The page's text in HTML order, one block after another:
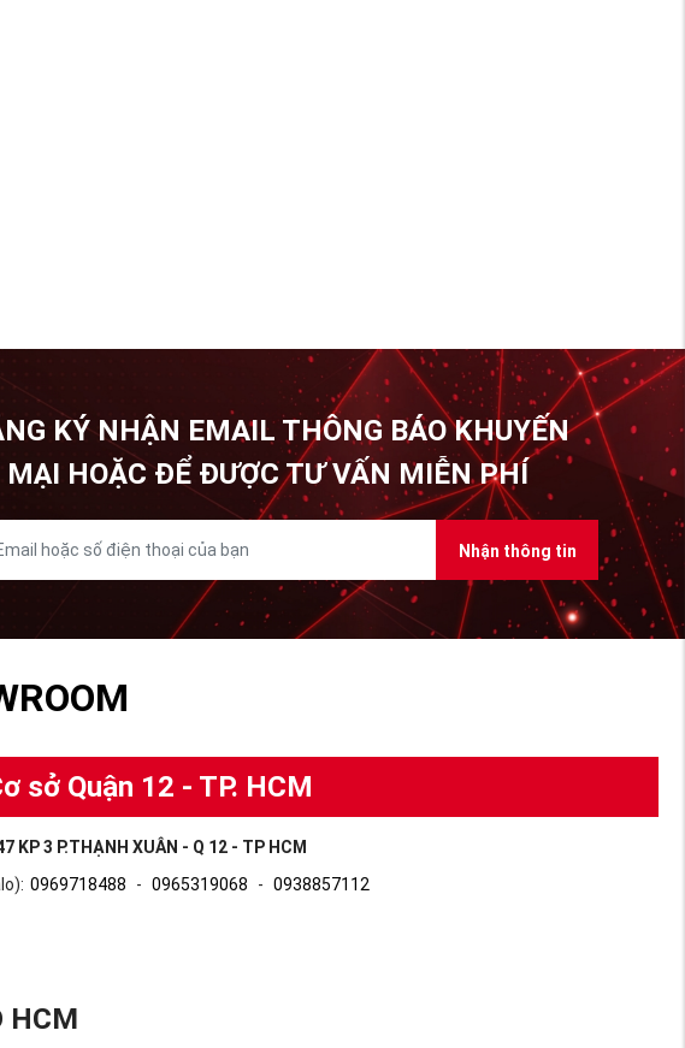
KÝ NHẬN EMAIL THÔNG BÁO KHUYẾN
MẠI HOẶC ĐỂ ĐƯỢC TƯ VẤN MIỄN PHÍ
Nhận thông tin
sở Quận 12 - TP. HCM
KP 3 P.THẠNH XUÂN - Q 12 - TP HCM
0969718488 - 0965319068 - 0938857112
HCM